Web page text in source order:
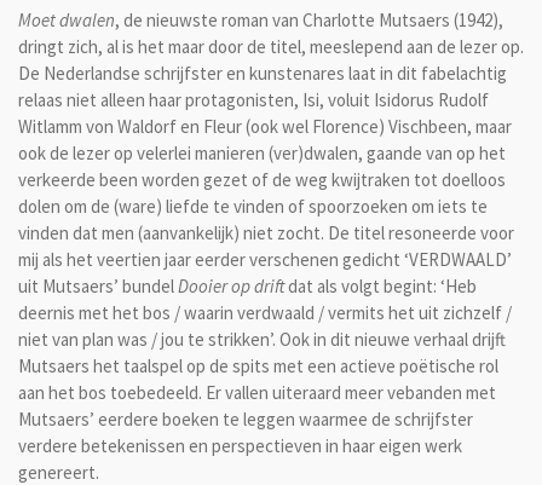
Moet dwalen, de nieuwste roman van Charlotte Mutsaers (1942),
dringt zich, al is het maar door de titel, meeslepend aan de lezer op.
De Nederlandse schrijfster en kunstenares laat in dit fabelachtig
relaas niet alleen haar protagonisten, Isi, voluit Isidorus Rudolf
Witlamm von Waldorf en Fleur (ook wel Florence) Vischbeen, maar
ook de lezer op velerlei manieren (ver)dwalen, gaande van op het
verkeerde been worden gezet of de weg kwijtraken tot doelloos
dolen om de (ware) liefde te vinden of spoorzoeken om iets te
vinden dat men (aanvankelijk) niet zocht. De titel resoneerde voor
mij als het veertien jaar eerder verschenen gedicht ‘VERDWAALD’
uit Mutsaers’ bundel Dooier op driftdat als volgt begint: ‘Heb
deernis met het bos / waarin verdwaald / vermits het uit zichzelf /
niet van plan was / jou te strikken’. Ook in dit nieuwe verhaal drijft
Mutsaers het taalspel op de spits met een actieve poëtische rol
aan het bos toebedeeld. Er vallen uiteraard meer vebanden met
Mutsaers’ eerdere boeken te leggen waarmee de schrijfster
verdere betekenissen en perspectieven in haar eigen werk
genereert.